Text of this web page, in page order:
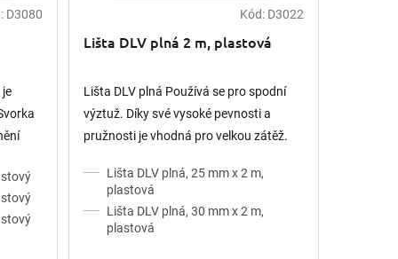
D3080 Kód: D3022
Lišta DLV plná 2 m, plastová
Lišta DLV plná Používá se pro spodní
výztuž. Díky své vysoké pevnosti a
pružnosti je vhodná pro velkou zátěž.
Detailní informace...
Lišta DLV plná, 25 mm x 2 m,
plastová
Lišta DLV plná, 30 mm x 2 m,
plastová